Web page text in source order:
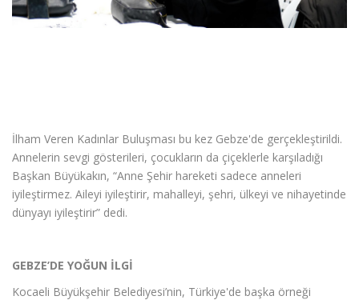
İlham Veren Kadınlar Buluşması bu kez Gebze'de gerçekleştirildi.
Annelerin sevgi gösterileri, çocukların da çiçeklerle karşıladığı
Başkan Büyükakın, “Anne Şehir hareketi sadece anneleri
iyileştirmez. Aileyi iyileştirir, mahalleyi, şehri, ülkeyi ve nihayetinde
dünyayı iyileştirir” dedi.
GEBZE’DE YOĞUN İLGİ
Kocaeli Büyükşehir Belediyesi’nin, Türkiye'de başka örneği